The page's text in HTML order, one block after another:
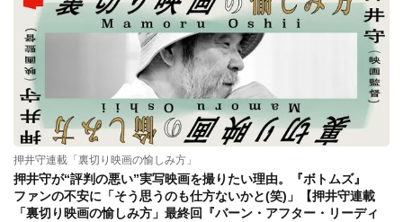
押井守連載「裏切り映画の愉しみ方」
押井守が“評判の悪い”実写映画を撮りたい理由。『ボトムズ』
ファンの不安に「そう思うのも仕方ないかと(笑)」【押井守連載
「裏切り映画の愉しみ方」最終回『バーン・アフター・リーディ